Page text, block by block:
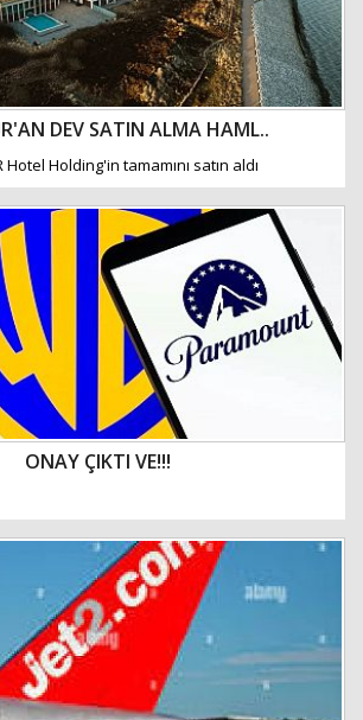
DEV SATIN ALMA HAML..
Holding'in tamamını satın aldı
ONAY ÇIKTI VE!!!